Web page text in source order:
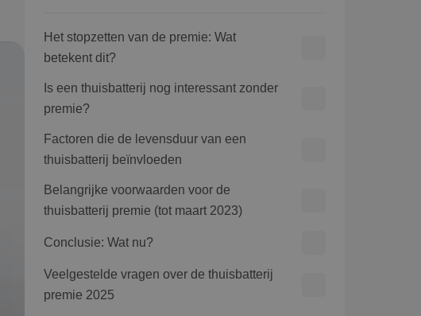
Het stopzetten van de premie: Wat
betekent dit?
Is een thuisbatterij nog interessant zonder
premie?
Factoren die de levensduur van een
thuisbatterij beïnvloeden
Belangrijke voorwaarden voor de
thuisbatterij premie (tot maart 2023)
Conclusie: Wat nu?
Veelgestelde vragen over de thuisbatterij
premie 2025